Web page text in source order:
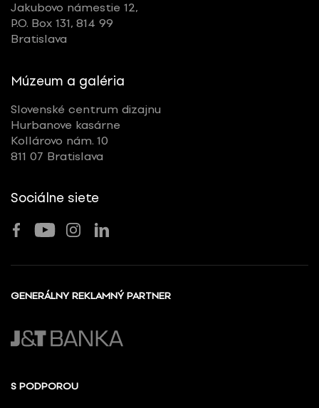
Jakubovo námestie 12,
P.O. Box 131, 814 99
Bratislava
Múzeum a galéria
Slovenské centrum dizajnu
Hurbanove kasárne
Kollárovo nám. 10
811 07 Bratislava
Sociálne siete
GENERÁLNY REKLAMNÝ PARTNER
S PODPOROU